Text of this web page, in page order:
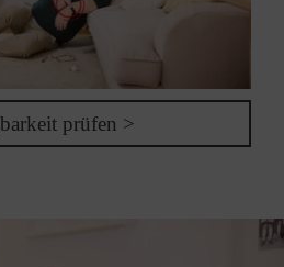
prüfen >